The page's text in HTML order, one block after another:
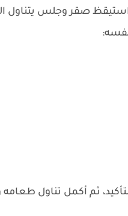
صقر وجلس يتناول
ثم أكمل تناول